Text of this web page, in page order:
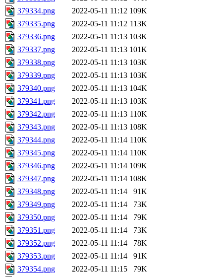
379334.png
2022-05-11 11:12 109K
379335.png
2022-05-11 11:12 113K
379336.png
2022-05-11 11:13 103K
379337.png
2022-05-11 11:13 101K
379338.png
2022-05-11 11:13 103K
379339.png
2022-05-11 11:13 103K
379340.png
2022-05-11 11:13 104K
379341.png
2022-05-11 11:13 103K
379342.png
2022-05-11 11:13 110K
379343.png
2022-05-11 11:13 108K
379344.png
2022-05-11 11:14 110K
379345.png
2022-05-11 11:14 110K
379346.png
2022-05-11 11:14 109K
379347.png
2022-05-11 11:14 108K
379348.png
2022-05-11 11:14
91K
379349.png
2022-05-11 11:14
73K
379350.png
2022-05-11 11:14
79K
379351.png
2022-05-11 11:14
73K
379352.png
2022-05-11 11:14
78K
379353.png
2022-05-11 11:14
91K
379354.png
2022-05-11 11:15 79K